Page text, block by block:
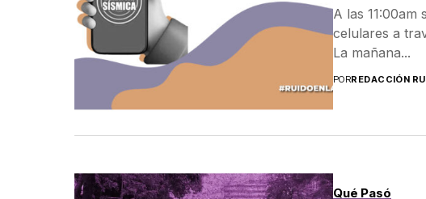
A las 11:00am
celulares a
La mañana...
PORREDACCIÓN
Qué Pasó